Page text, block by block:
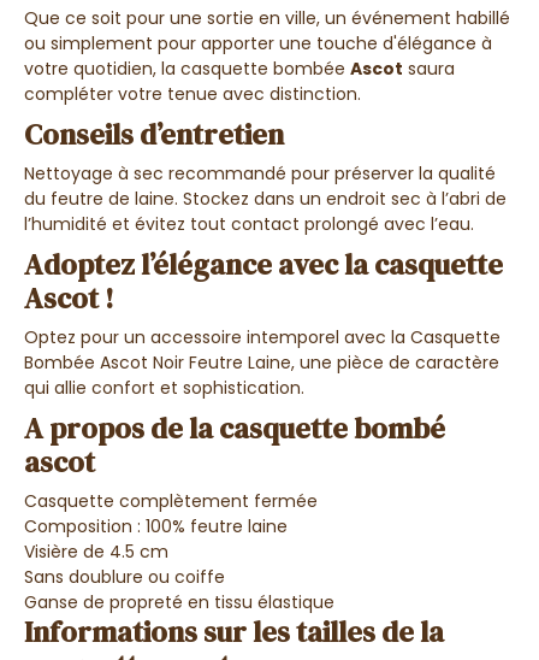
Que ce soit pour une sortie en ville, un événement habillé
ou simplement pour apporter une touche d'élégance à
votre quotidien, la casquette bombée Ascot saura
compléter votre tenue avec distinction.
Conseils d’entretien
Nettoyage à sec recommandé pour préserver la qualité
du feutre de laine. Stockez dans un endroit sec à l’abri de
l’humidité et évitez tout contact prolongé avec l’eau.
Adoptez l’élégance avec la casquette
Ascot !
Optez pour un accessoire intemporel avec la Casquette
Bombée Ascot Noir Feutre Laine, une pièce de caractère
qui allie confort et sophistication.
A propos de la casquette bombé
ascot
Casquette complètement fermée
Composition : 100% feutre laine
Visière de 4.5 cm
Sans doublure ou coiffe
Ganse de propreté en tissu élastique
Informations sur les tailles de la